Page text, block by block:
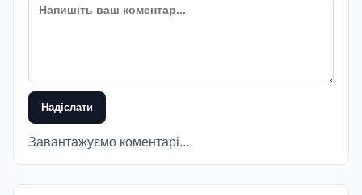
Надіслати
Завантажуємо коментарі...